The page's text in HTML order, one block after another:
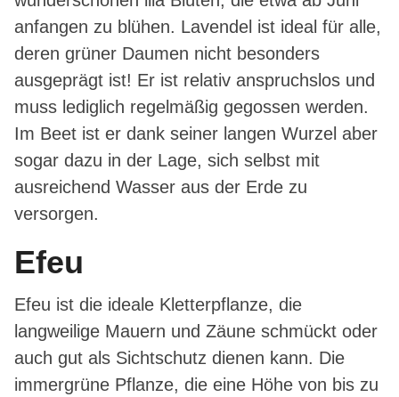
anfangen zu blühen. Lavendel ist ideal für alle,
deren grüner Daumen nicht besonders
ausgeprägt ist! Er ist relativ anspruchslos und
muss lediglich regelmäßig gegossen werden.
Im Beet ist er dank seiner langen Wurzel aber
sogar dazu in der Lage, sich selbst mit
ausreichend Wasser aus der Erde zu
versorgen.
Efeu
Efeu ist die ideale Kletterpflanze, die
langweilige Mauern und Zäune schmückt oder
auch gut als Sichtschutz dienen kann. Die
immergrüne Pflanze, die eine Höhe von bis zu